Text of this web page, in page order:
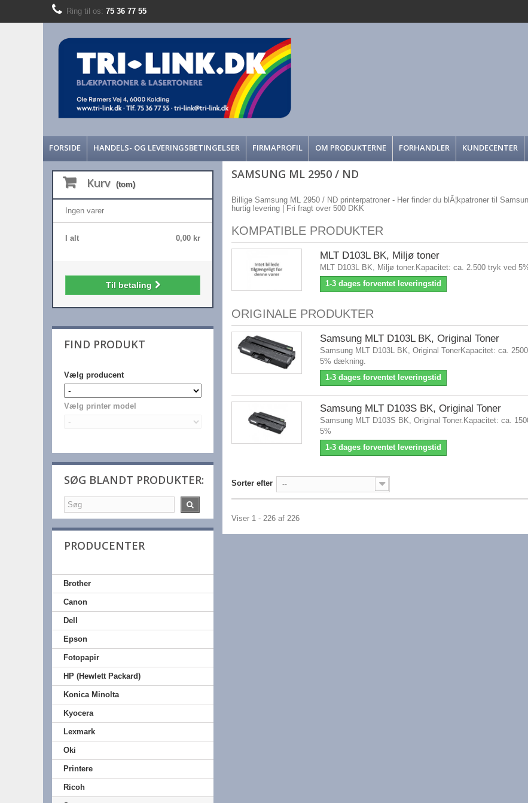
Ring til os: 75 36 77 55
FORSIDE HANDELS- OG LEVERINGSBETINGELSER FIRMAPROFIL OM PRODUKTERNE FORHANDLER KUNDECENTER
Kurv (tom)
Ingen varer
0,00 kr
I alt
Til betaling
FIND PRODUKT
Vælg producent
Vælg printer model
SØG BLANDT PRODUKTER:
PRODUCENTER
Brother
Canon
Dell
Epson
Fotopapir
HP (Hewlett Packard)
Konica Minolta
Kyocera
Lexmark
Oki
Printere
Ricoh
SAMSUNG ML 2950 / ND
Billige Samsung ML 2950 / ND printerpatroner - Her finder du blÃ¦kpatroner til
hurtig levering | Fri fragt over 500 DKK
KOMPATIBLE PRODUKTER
MLT D103L BK, Miljø toner
MLT D103L BK, Miljø toner.Kapacitet: ca. 2.500 tryk ved
1-3 dages forventet leveringstid
ORIGINALE PRODUKTER
Samsung MLT D103L BK, Original Toner
Samsung MLT D103L BK, Original TonerKapacitet: ca.
5% dækning.
1-3 dages forventet leveringstid
Samsung MLT D103S BK, Original Toner
Samsung MLT D103S BK, Original Toner.Kapacitet: ca.
5%
1-3 dages forventet leveringstid
Sorter efter --
Viser 1 - 226 af 226